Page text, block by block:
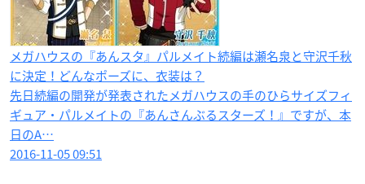
メガハウスの『あんスタ』パルメイト続編は瀬名泉と守沢千秋
に決定！どんなポーズに、衣装は？
先日続編の開発が発表されたメガハウスの手のひらサイズフィ
ギュア・パルメイトの『あんさんぶるスターズ！』ですが、本
日のA…
2016-11-05 09:51